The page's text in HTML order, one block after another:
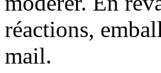
réactions,
mail.